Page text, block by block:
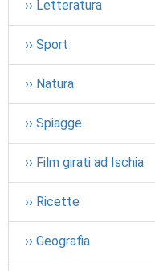
›› Letteratura
›› Sport
›› Natura
›› Spiagge
›› Film girati ad Ischia
›› Ricette
›› Geografia